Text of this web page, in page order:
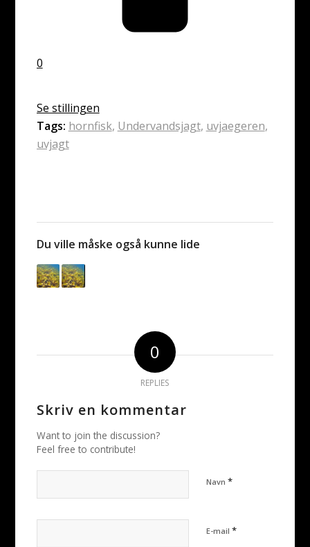
0
Se stillingen
Tags: hornfisk, Undervandsjagt, uvjaegeren,
uvjagt
Du ville måske også kunne lide
0
REPLIES
Skriv en kommentar
Want to join the discussion?
Feel free to contribute!
Navn *
E-mail *